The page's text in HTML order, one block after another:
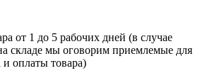
от 1 до 5 рабочих дней (в случае
складе мы оговорим приемлемые для
и оплаты товара)